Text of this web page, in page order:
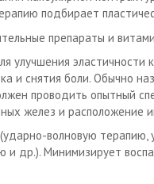
подбирает
препараты и
улучшения эластичности
и снятия боли. Обычно
проводить опытный
желез и расположение
волновую терапию,
и др.). Минимизирует